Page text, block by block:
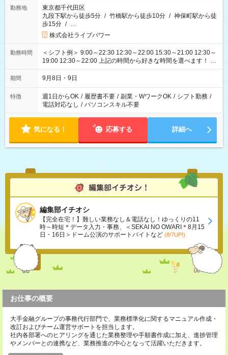
勤務地
東京都千代田区
九段下駅から徒歩5分 / 竹橋駅から徒歩10分 / 神保町駅から徒
歩15分 / …
株式会社ライブパワー
勤務時間
＜シフト例＞ 9:00～22:30 12:30～22:00 15:30～21:00 12:30～
19:00 12:30～22:00 上記の時間から好きな時間を選べます！ ※
時間は変更となる可能性があります
期間 9月8日・9日
特徴 週1日からOK / 履歴書不要 / 副業・WワークOK / シフト勤務 /
電話対応なし / パソコンスキル不要
気になる！ 応募する 詳細へ
編集部イチオシ
【完全在宅！】難しい業務なし＆電話なし！ゆっくりの11
時～時短＊データ入力・事務、＜SEKAI NO OWARI＊8月15
日・16日＞ドーム公演のサポートバイトなど (8/7UP!)
お仕事の概要
大手金融グループの事務代行部門で、業務標準化に関するマニュアル作成・
改訂およびチーム運営サポートを担当します。
社内各部署へのヒアリングを通じた業務整理や手順書作成に加え、進捗管理
やメンバーとの連携など、業務推進の中心となって活躍いただきます。